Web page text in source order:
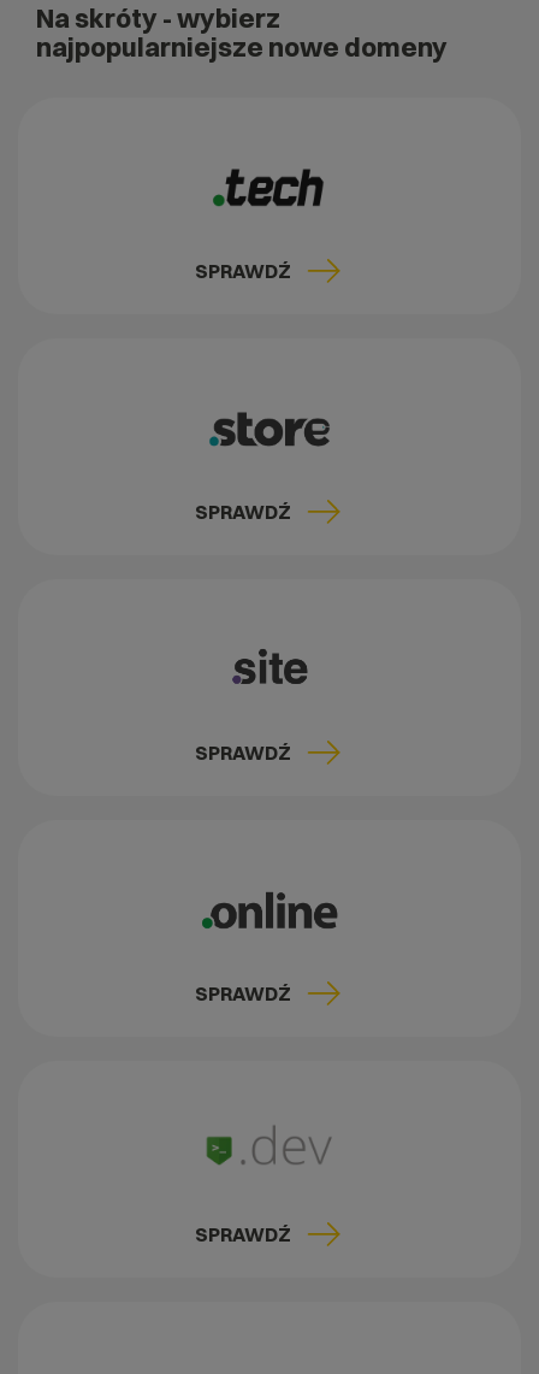
Na skróty - wybierz
najpopularniejsze nowe domeny
SPRAWDŹ
SPRAWDŹ
SPRAWDŹ
SPRAWDŹ
SPRAWDŹ